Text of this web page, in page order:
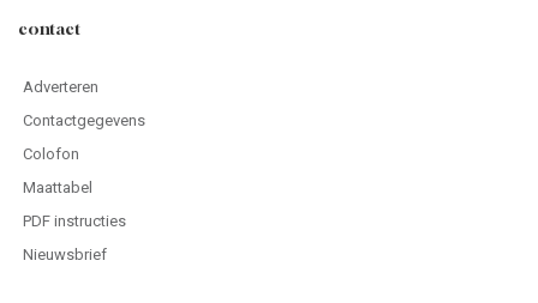
contact
Adverteren
Contactgegevens
Colofon
Maattabel
PDF instructies
Nieuwsbrief